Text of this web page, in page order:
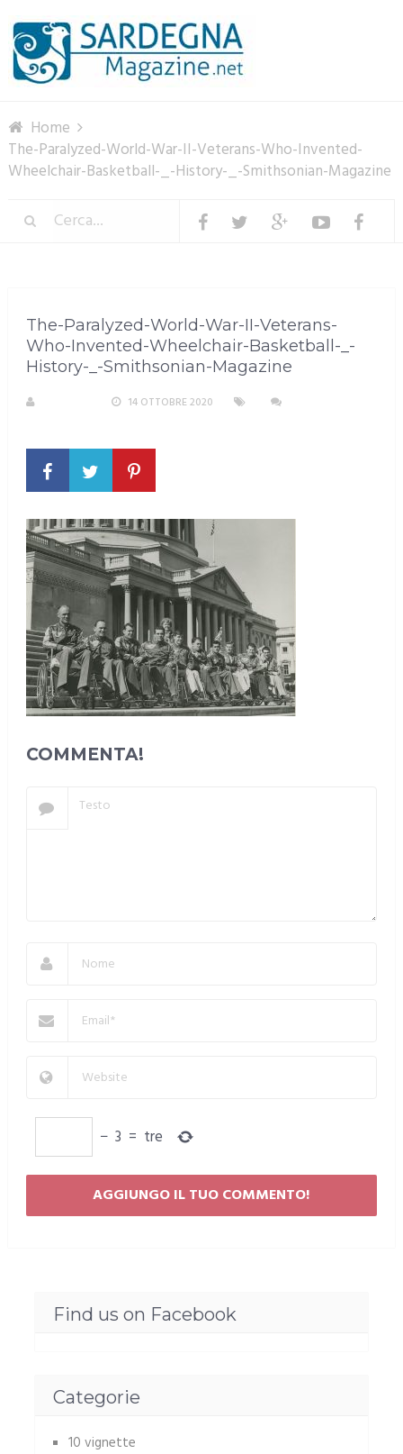
Home
The-Paralyzed-World-War-II-Veterans-Who-Invented-
Wheelchair-Basketball-_-History-_-Smithsonian-Magazine
The-Paralyzed-World-War-II-Veterans-
Who-Invented-Wheelchair-Basketball-_-
History-_-Smithsonian-Magazine
14 OTTOBRE 2020
COMMENTA!
− 3 = tre
Find us on Facebook
Categorie
10 vignette